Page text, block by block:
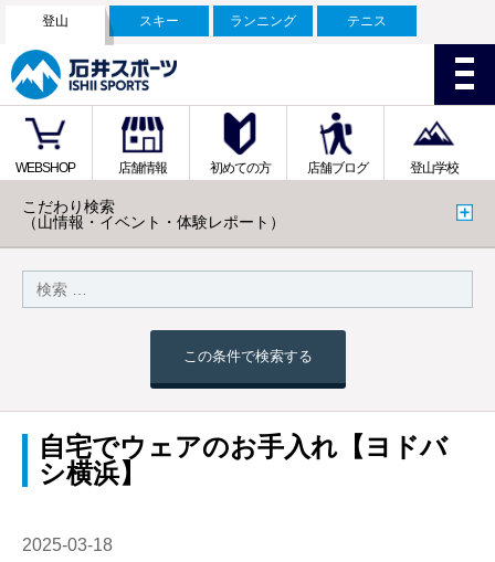
登山 スキー ランニング テニス
WEBSHOP 店舗情報 初めての方 店舗ブログ 登山学校
こだわり検索
（山情報・イベント・体験レポート）
この条件で検索する
自宅でウェアのお手入れ【ヨドバ
シ横浜】
2025-03-18